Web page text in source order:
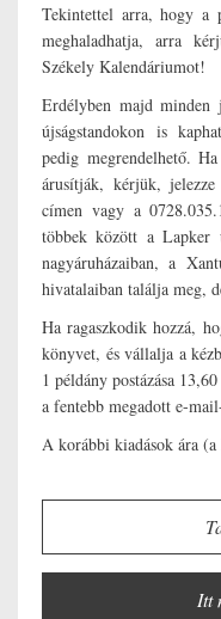
Tekintettel arra, hogy a
meghaladhatja, arra
Székely Kalendáriumot!​
Erdélyben majd minden
újságstandokon is
pedig megrendelhető.
árusítják, kérjük,
címen vagy a
többek között a Lapker
nagyáruházaiban, a
hivatalaiban találja meg,
Ha ragaszkodik hozzá,
könyvet, és vállalja a
1 példány postázása
a fentebb megadott e-
A korábbi kiadások ára
Itt